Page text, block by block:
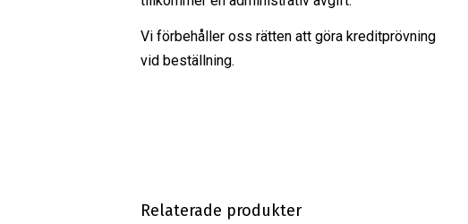
Vi förbehåller oss rätten att göra kreditprövning
vid beställning.
Relaterade produkter